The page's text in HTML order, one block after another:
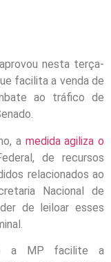
nesta terça-
facilita a venda de
ao tráfico de
a medida agiliza o
de recursos
relacionados ao
Nacional de
de leiloar esses
a MP facilite a